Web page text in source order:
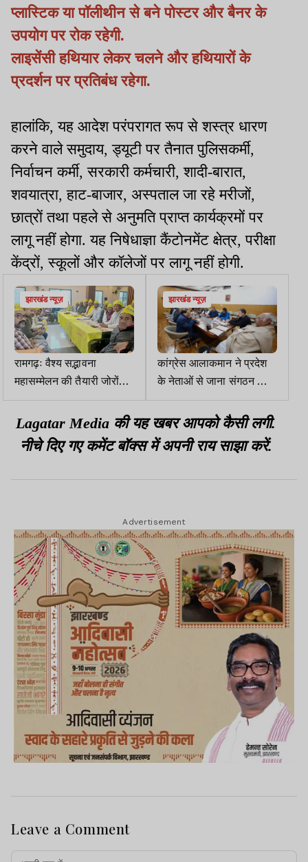
प्लास्टिक या पॉलीथीन से बने पोस्टर और बैनर के
उपयोग पर रोक रहेगी.
लाइसेंसी हथियार लेकर चलने और हथियारों के
प्रदर्शन पर प्रतिबंध रहेगा.
हालांकि, यह आदेश परंपरागत रूप से शस्त्र धारण
करने वाले समुदाय, ड्यूटी पर तैनात पुलिसकर्मी,
निर्वाचन कर्मी, सरकारी कर्मचारी, शादी-बारात,
शवयात्रा, हाट-बाजार, अस्पताल जा रहे मरीजों,
छात्रों तथा पहले से अनुमति प्राप्त कार्यक्रमों पर
लागू नहीं होगा. यह निषेधाज्ञा कैंटोनमेंट क्षेत्र, परीक्षा
केंद्रों, स्कूलों और कॉलेजों पर लागू नहीं होगी.
झारखंड न्यूज़
रामगढ़ः वैश्य सद्भावना
महासम्मेलन की तैयारी जोरों
पर, प्रचार वाहन रवाना
झारखंड न्यूज़
कांग्रेस आलाकमान ने प्रदेश
के नेताओं से जाना संगठन का
हाल
Lagatar Media की यह खबर आपको कैसी लगी.
नीचे दिए गए कमेंट बॉक्स में अपनी राय साझा करें.
Advertisement
Leave a Comment